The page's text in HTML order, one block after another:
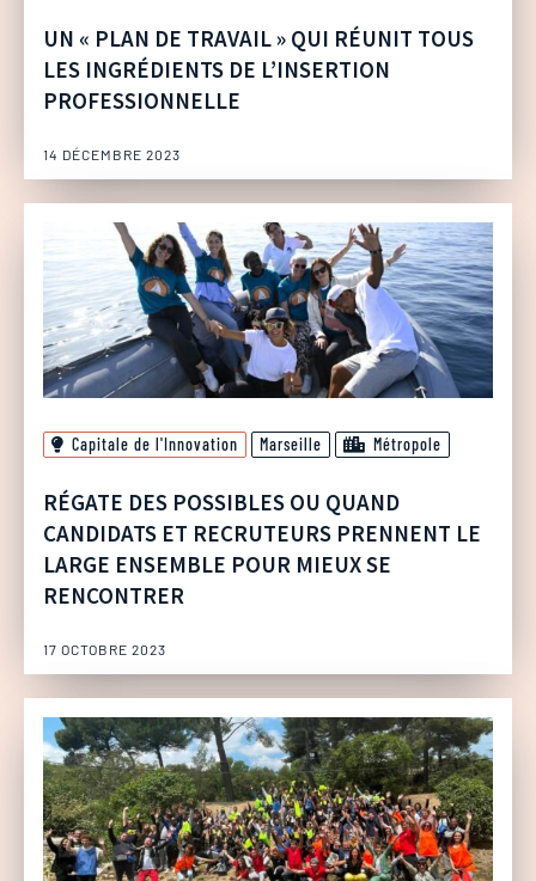
UN « PLAN DE TRAVAIL » QUI RÉUNIT TOUS
LES INGRÉDIENTS DE L’INSERTION
PROFESSIONNELLE
14 DÉCEMBRE 2023
Capitale de l'Innovation Marseille Métropole
RÉGATE DES POSSIBLES OU QUAND
CANDIDATS ET RECRUTEURS PRENNENT LE
LARGE ENSEMBLE POUR MIEUX SE
RENCONTRER
17 OCTOBRE 2023